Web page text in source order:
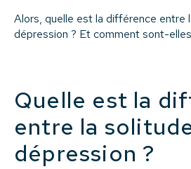
Alors, quelle est la différence entre
dépression ? Et comment sont-
Quelle est la
entre la
dépression ?